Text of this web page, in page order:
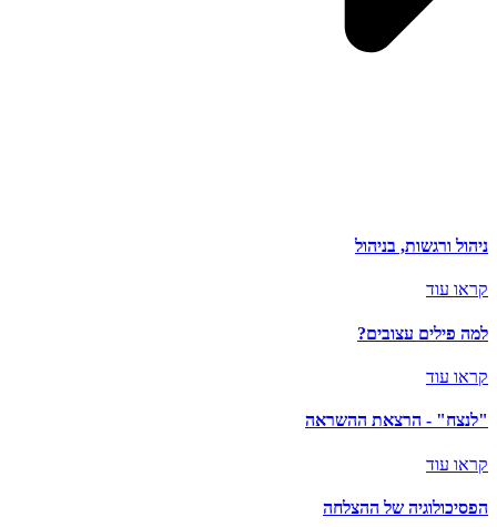
ניהול ורגשות, בניהול
קראו עוד
למה פילים עצובים?
קראו עוד
"לנצח" - הרצאת ההשראה
קראו עוד
הפסיכולוגיה של ההצלחה